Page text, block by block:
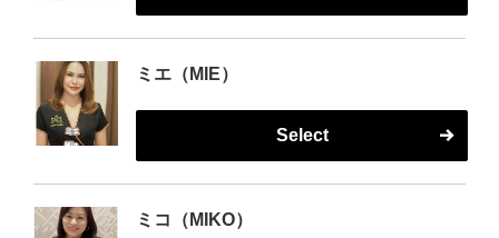
ミエ（MIE）
Select
ミコ（MIKO）